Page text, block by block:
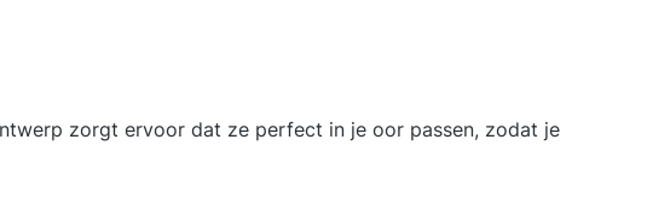
zorgt ervoor dat ze perfect in je oor passen, zodat je